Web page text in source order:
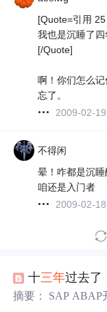
[Quote=引用
我也是沉睡了
[/Quote]
啊！你们怎么
忘了。
2009-02-19
不得闲
晕！咋都是沉睡
咱还是入门者
2009-02-18
十三年过去了
摘要： SAP ABAP